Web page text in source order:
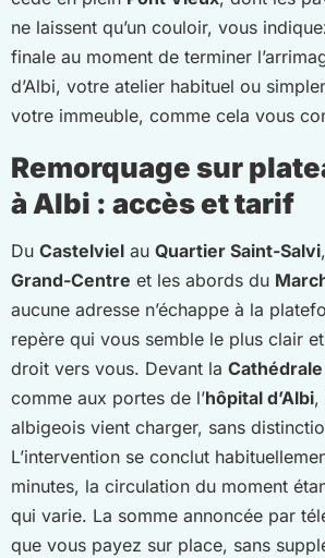
ne laissent qu’un couloir, vous
finale au moment de terminer
d’Albi, votre atelier habituel ou
votre immeuble, comme cela vous
Remorquage sur
à Albi : accès et tarif
Du Castelviel au Quartier Saint-Salvi
Grand-Centre et les abords du
aucune adresse n’échappe à la
repère qui vous semble le plus clair
droit vers vous. Devant la
comme aux portes de l’hôpital d’Albi,
albigeois vient charger, sans
L’intervention se conclut
minutes, la circulation du moment
qui varie. La somme annoncée par
que vous payez sur place, sans